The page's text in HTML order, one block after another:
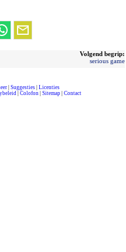
Volgend begrip:
serious game
| Suggesties| Licenties
| Colofon| Sitemap| Contact